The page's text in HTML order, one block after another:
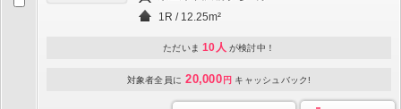
1R / 12.25m²
ただいま 10人 が検討中！
対象者全員に 20,000 円 キャッシュバック!